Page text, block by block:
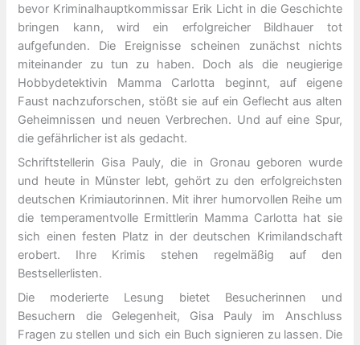
bevor Kriminalhauptkommissar Erik Licht in die Geschichte
bringen kann, wird ein erfolgreicher Bildhauer tot
aufgefunden. Die Ereignisse scheinen zunächst nichts
miteinander zu tun zu haben. Doch als die neugierige
Hobbydetektivin Mamma Carlotta beginnt, auf eigene
Faust nachzuforschen, stößt sie auf ein Geflecht aus alten
Geheimnissen und neuen Verbrechen. Und auf eine Spur,
die gefährlicher ist als gedacht.
Schriftstellerin Gisa Pauly, die in Gronau geboren wurde
und heute in Münster lebt, gehört zu den erfolgreichsten
deutschen Krimiautorinnen. Mit ihrer humorvollen Reihe um
die temperamentvolle Ermittlerin Mamma Carlotta hat sie
sich einen festen Platz in der deutschen Krimilandschaft
erobert. Ihre Krimis stehen regelmäßig auf den
Bestsellerlisten.
Die moderierte Lesung bietet Besucherinnen und
Besuchern die Gelegenheit, Gisa Pauly im Anschluss
Fragen zu stellen und sich ein Buch signieren zu lassen. Die